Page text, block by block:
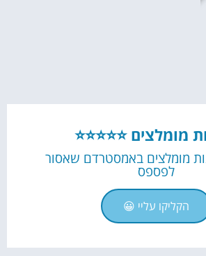
מומלצים ⭐⭐⭐⭐⭐
מומלצים באמסטרדם שאסור
לפספס
הקליקו עליי 😀